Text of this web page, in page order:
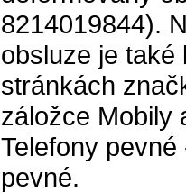
8214019844).
obsluze je také
stránkách
záložce Mobily
Telefony pevné
pevné.